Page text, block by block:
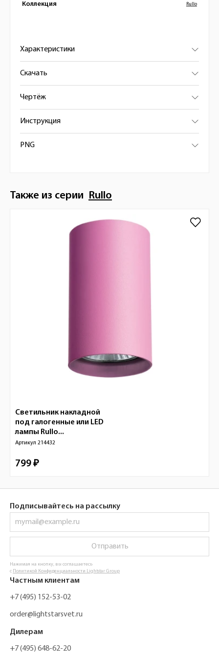
Коллекция Rullo
Характеристики
Скачать
Чертёж
Инструкция
PNG
Также из серии Rullo
Светильник накладной
под галогенные или LED
лампы Rullo...
Артикул 214432
799 ₽
Подписывайтесь на рассылку
Отправить
Нажимая на кнопку, вы соглашаетесь
с Политикой Конфиденциальности Lightstar Group
Частным клиентам
+7 (495) 152-53-02
order@lightstarsvet.ru
Дилерам
+7 (495) 648-62-20